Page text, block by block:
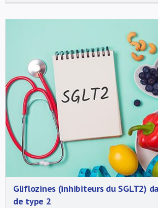
Gliflozines (inhibiteurs du SGLT2)
de type 2